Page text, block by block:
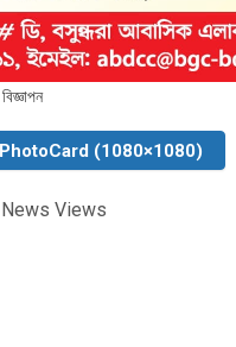
বিজ্ঞাপন
(1080×1080)
Views